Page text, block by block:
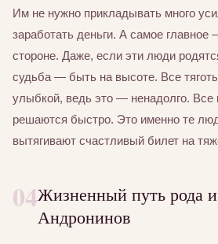
Им не нужно прикладывать много
заработать деньги. А самое главное
стороне. Даже, если эти люди
судьба — быть на высоте. Все
улыбкой, ведь это — ненадолго. Все
решаются быстро. Это именно те
вытягивают счастливый билет на
04Жизненный путь рода
Андронинов